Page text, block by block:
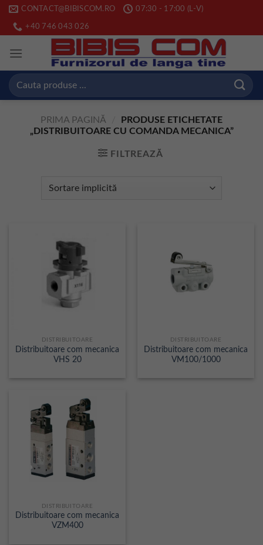
Skip
content
CONTACT@BIBISCOM.RO 07:30 - 17:00 (L-V)
+40 746 043 026
Caută
PRIMA PAGINĂ
PRODUSE ETICHETATE
„DISTRIBUITOARE CU COMANDA MECANICA”
FILTREAZĂ
DISTRIBUITOARE
Distribuitoare com mecanica
VHS 20
DISTRIBUITOARE
Distribuitoare com mecanica
VM100/1000
DISTRIBUITOARE
Distribuitoare com mecanica
VZM400